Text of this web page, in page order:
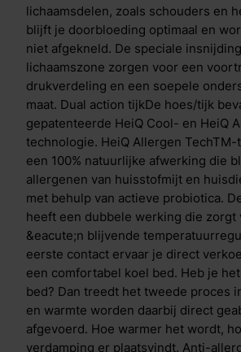
Motion is de Aqua- en Copper
De&nbsp;Aqua Coating&nbsp;is een
coating bovenop de traagschuim
coating heeft een krachtig
je direct wanneer je het matras
ademend en flexibel, waardoor je
Door het toevoegen van deze laag
van de juiste temperatuur
koperdeeltjes in de&nbsp;Copper
Coating&nbsp;zorgen voor actieve
tegen bacteri&euml;n. Wanneer
koper terechtkomen na bijvoorbeeld
contact, hoesten of niezen komen er
Deze ionen worden opgenomen in
waardoor ze worden vernietigd. Zo
dankzij deze gepatenteerde
Verschil Cool Motion 7 & Cool Motion
Motion 7 en Cool Motion 8 matrassen
dezelfde opbouw, de matrassen
lichaamsdelen, zoals schouders en
blijft je doorbloeding optimaal en
niet afgekneld. De speciale
lichaamszone zorgen voor een
drukverdeling en een soepele
maat. Dual action tijkDe hoes/tijk
gepatenteerde HeiQ Cool- en HeiQ
technologie. HeiQ Allergen
een 100% natuurlijke afwerking die
allergenen van huisstofmijt en
met behulp van actieve probiotica.
heeft een dubbele werking die zorgt
&eacute;n blijvende
eerste contact ervaar je direct
een comfortabel koel bed. Heb je
bed? Dan treedt het tweede proces
en warmte worden daarbij direct
afgevoerd. Hoe warmer het wordt,
verdamping er plaatsvindt. Anti-